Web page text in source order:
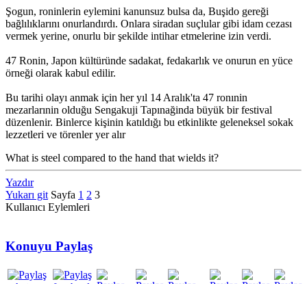
Şogun, roninlerin eylemini kanunsuz bulsa da, Buşido gereği
bağlılıklarını onurlandırdı. Onlara siradan suçlular gibi idam cezası
vermek yerine, onurlu bir şekilde intihar etmelerine izin verdi.
47 Ronin, Japon kültüründe sadakat, fedakarlık ve onurun en yüce
örneği olarak kabul edilir.
Bu tarihi olayı anmak için her yıl 14 Aralık'ta 47 ronınin
mezarlarınin olduğu Sengakuji Tapınağinda büyük bir festival
düzenlenir. Binlerce kişinin katıldığı bu etkinlikte geleneksel sokak
lezzetleri ve törenler yer alır
What is steel compared to the hand that wields it?
Yazdır
Yukarı git Sayfa 1 2 3
Kullanıcı Eylemleri
Konuyu Paylaş